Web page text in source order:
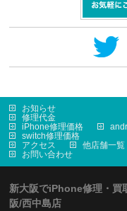
お知らせ
修理代金
iPhone修理価格
switch修理価格
アクセス
他店舗一覧
お問い合わせ
新大阪でiPhone修理・買
阪/西中島店